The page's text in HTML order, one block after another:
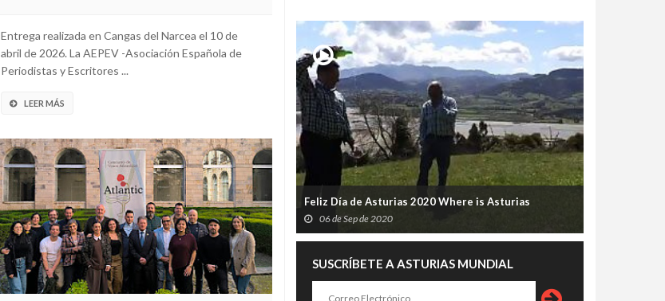
Entrega realizada en Cangas del Narcea el 10 de
abril de 2026. La AEPEV -Asociación Española de
Periodistas y Escritores ...
LEER MÁS
Feliz Día de Asturias 2020 Where is Asturias
06 de Sep de 2020
SUSCRÍBETE A ASTURIAS MUNDIAL